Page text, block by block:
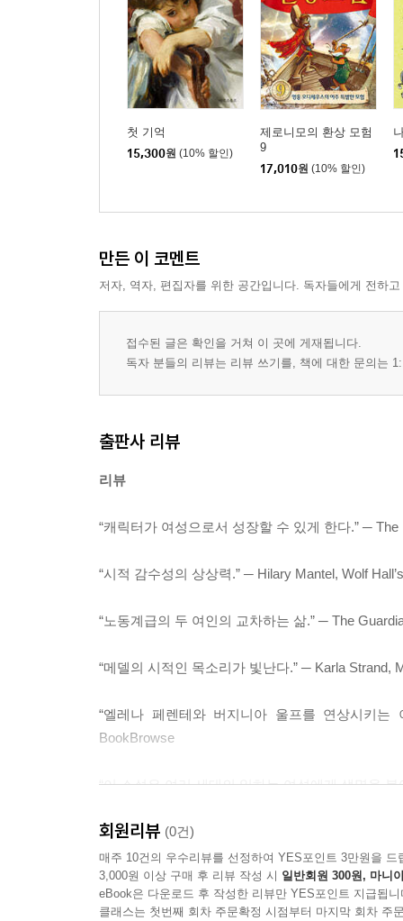
첫 기억
15,300원 (10% 할인)
제로니모의 환상 모험
9
17,010원 (10% 할인)
만든 이 코멘트
저자, 역자, 편집자를 위한 공간입니다. 독자들에게 전하
접수된 글은 확인을 거쳐 이 곳에 게재됩니다.
독자 분들의 리뷰는 리뷰 쓰기를, 책에 대한 문의는
출판사 리뷰
리뷰
“캐릭터가 여성으로서 성장할 수 있게 한다.” ─
“시적 감수성의 상상력.” ─ Hilary Mantel, Wolf
“노동계급의 두 여인의 교차하는 삶.” ─ The
“메델의 시적인 목소리가 빛난다.” ─ Karla Strand,
“엘레나 페렌테와 버지니아 울프를 연상시키
BookBrowse
“이 소설은 여러 세대의 일하는 여성에게 생명을
회원리뷰 (0건)
매주 10건의 우수리뷰를 선정하여 YES포인트 3만원을 드
3,000원 이상 구매 후 리뷰 작성 시 일반회원 300원, 마니
eBook은 다운로드 후 작성한 리뷰만 YES포인트 지급됩니
클래스는 첫번째 회차 주문확정 시점부터 마지막 회차 주